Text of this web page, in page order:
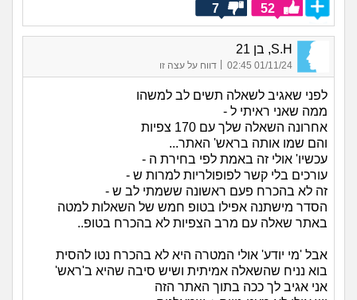
52
7
S.H, בן 21
01/11/24 02:45
| דווח על עצה זו
לפני שאגיב לשאלה תשים לב למשהו
ממה שאני ראיתי ל -
אחרונה השאלה שלך עם 170 צפיות
והם שמו אותה בראש' האתר...
עכשיו' אולי זה באמת לפי בחירת ה -
עורכים בלי קשר לפופולריות למרות ש -
זה לא בהכרח פעם ראשונה ששמתי לב ש -
הסדר מישתנה אפילו בטופ חמש של השאלות למטה
באתר שאלה עם מרב הצפיות לא בהכרח בטופ..
אבל 'מי יודע' אולי המטרה היא לא בהכרח נטו להסית
בוא נניח שהשאלה אמיתית ושיש סיבה שהיא ב'ראש'
אני אגיב לך ככה בתוך האתר הזה